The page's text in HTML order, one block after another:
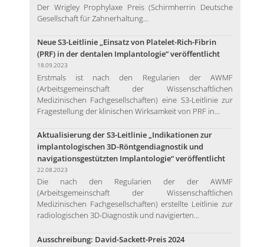
Der Wrigley Prophylaxe Preis (Schirmherrin Deutsche
Gesellschaft für Zahnerhaltung...
Neue S3-Leitlinie „Einsatz von Platelet-Rich-Fibrin
(PRF) in der dentalen Implantologie“ veröffentlicht
18.09.2023
Erstmals ist nach den Regularien der AWMF
(Arbeitsgemeinschaft der Wissenschaftlichen
Medizinischen Fachgesellschaften) eine S3-Leitlinie zur
Fragestellung der klinischen Wirksamkeit von PRF in...
Aktualisierung der S3-Leitlinie „Indikationen zur
implantologischen 3D-Röntgendiagnostik und
navigationsgestützten Implantologie“ veröffentlicht
22.08.2023
Die nach den Regularien der der AWMF
(Arbeitsgemeinschaft der Wissenschaftlichen
Medizinischen Fachgesellschaften) erstellte Leitlinie zur
radiologischen 3D-Diagnostik und navigierten...
Ausschreibung: David-Sackett-Preis 2024